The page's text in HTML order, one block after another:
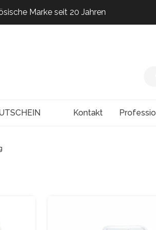
Marke seit 20 Jahren
Marke seit 20 Jahren
Kontakt